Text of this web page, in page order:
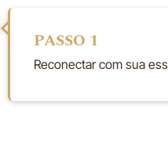
PASSO 1
Reconectar com sua